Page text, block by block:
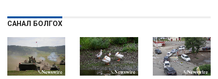
САНАЛ БОЛГОХ